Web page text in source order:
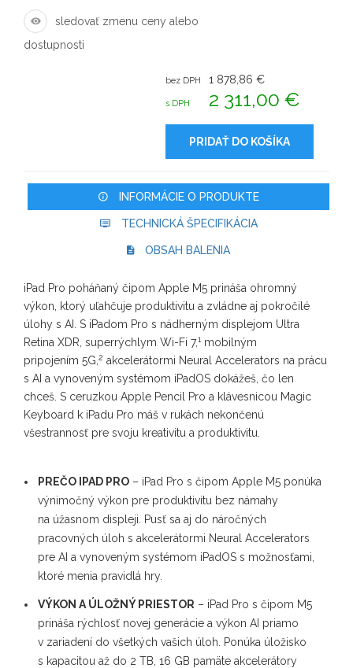
sledovať zmenu ceny alebo
dostupnosti
bez DPH 1 878,86 €
s DPH 2 311,00 €
PRIDAŤ DO KOŠÍKA
INFORMÁCIE O PRODUKTE
TECHNICKÁ ŠPECIFIKÁCIA
OBSAH BALENIA
iPad Pro poháňaný čipom Apple M5 prináša ohromný
výkon, ktorý uľahčuje produktivitu a zvládne aj pokročilé
úlohy s AI. S iPadom Pro s nádherným displejom Ultra
Retina XDR, superrýchlym Wi-Fi 7,1mobilným
pripojením 5G, 2 akcelerátormi Neural Accelerators na prácu
s AI a vynoveným systémom iPadOS dokážeš, čo len
chceš. S ceruzkou Apple Pencil Pro a klávesnicou Magic
Keyboard k iPadu Pro máš v rukách nekončenú
všestrannosť pre svoju kreativitu a produktivitu.
PREČO IPAD PRO – iPad Pro s čipom Apple M5 ponúka
výnimočný výkon pre produktivitu bez námahy
na úžasnom displeji. Pusť sa aj do náročných
pracovných úloh s akcelerátormi Neural Accelerators
pre AI a vynoveným systémom iPadOS s možnosťami,
ktoré menia pravidlá hry.
VÝKON A ÚLOŽNÝ PRIESTOR – iPad Pro s čipom M5
prináša rýchlosť novej generácie a výkon AI priamo
v zariadení do všetkých vašich úloh. Ponúka úložisko
s kapacitou až do 2 TB, 16 GB pamäte akcelerátory